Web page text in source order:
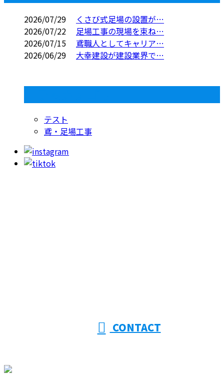
2026/07/29
くさび式足場の設置が…
2026/07/22
足場工事の現場を束ね…
2026/07/15
鳶職人としてキャリア…
2026/06/29
大幸建設が建設業界で…
テスト
鳶・足場工事
CONTACT